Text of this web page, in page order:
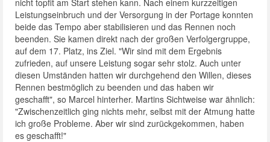
Leistungseinbruch und der Versorgung in der Portage konnten
beide das Tempo aber stabilisieren und das Rennen noch
beenden. Sie kamen direkt nach der großen Verfolgergruppe,
auf dem 17. Platz, ins Ziel. "Wir sind mit dem Ergebnis
zufrieden, auf unsere Leistung sogar sehr stolz. Auch unter
diesen Umständen hatten wir durchgehend den Willen, dieses
Rennen bestmöglich zu beenden und das haben wir
geschafft", so Marcel hinterher. Martins Sichtweise war ähnlich:
"Zwischenzeitlich ging nichts mehr, selbst mit der Atmung hatte
ich große Probleme. Aber wir sind zurückgekommen, haben
es geschafft!"